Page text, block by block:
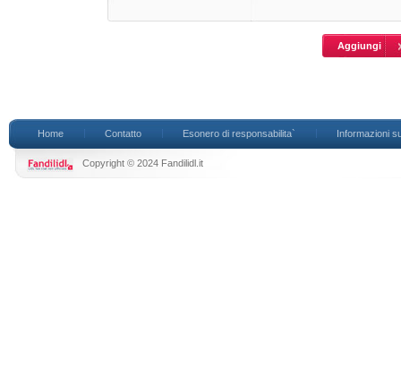
Home Contatto Esonero di responsabilita` Informazioni
Copyright © 2024 Fandilidl.it